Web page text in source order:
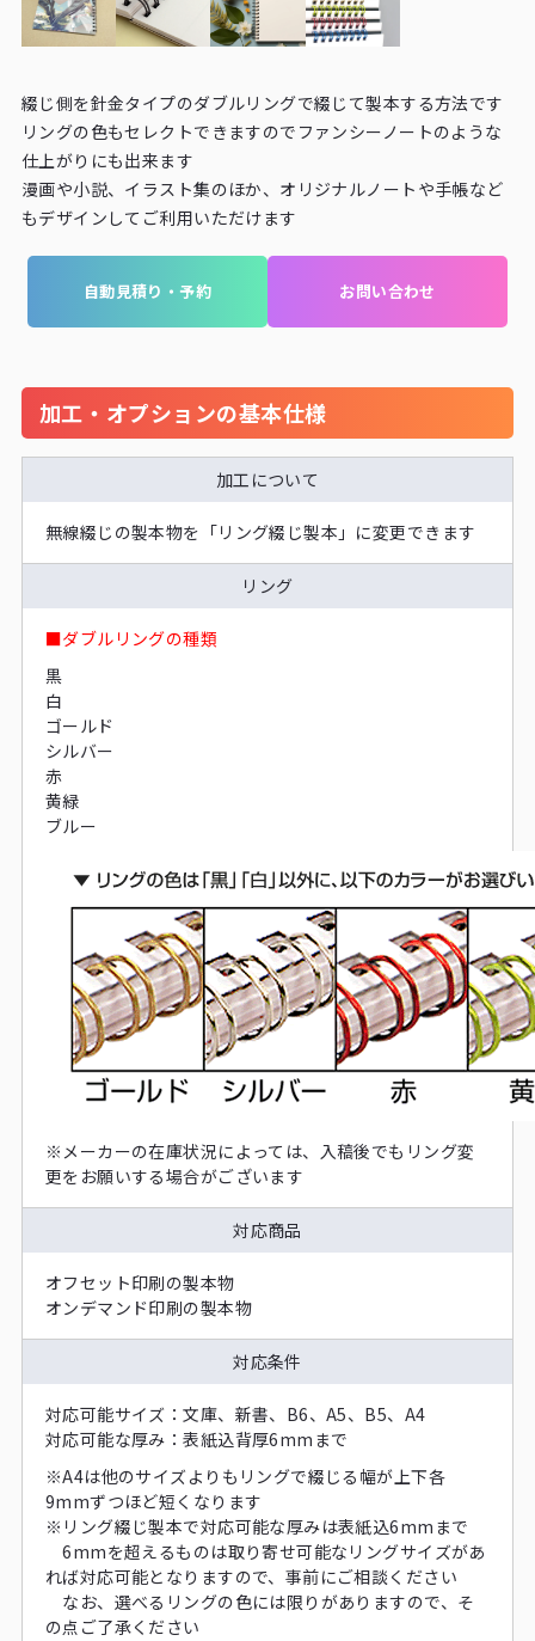
綴じ側を針金タイプのダブルリングで綴じて製本する方法です
リングの色もセレクトできますのでファンシーノートのような
仕上がりにも出来ます
漫画や小説、イラスト集のほか、オリジナルノートや手帳など
もデザインしてご利用いただけます
自動見積り・予約 お問い合わせ
加工・オプションの基本仕様
加工について
無線綴じの製本物を「リング綴じ製本」に変更できます
リング
■ダブルリングの種類
黒
白
ゴールド
シルバー
赤
黄緑
ブルー
※メーカーの在庫状況によっては、入稿後でもリング変
更をお願いする場合がございます
対応商品
オフセット印刷の製本物
オンデマンド印刷の製本物
対応条件
対応可能サイズ：文庫、新書、B6、A5、B5、A4
対応可能な厚み：表紙込背厚6mmまで
※A4は他のサイズよりもリングで綴じる幅が上下各
9mmずつほど短くなります
※リング綴じ製本で対応可能な厚みは表紙込6mmまで
6mmを超えるものは取り寄せ可能なリングサイズがあ
れば対応可能となりますので、事前にご相談ください
なお、選べるリングの色には限りがありますので、そ
の点ご了承ください